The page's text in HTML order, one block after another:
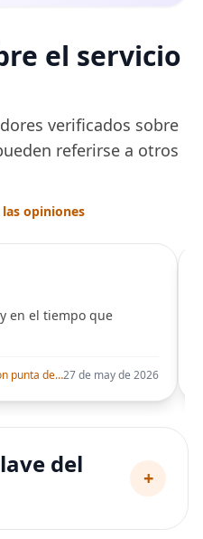
el servicio
verificados sobre
referirse a otros
las opiniones
en el tiempo que
Ohuhu Marcadores de alcohol con punta de pincel – Juego de marcadores artísticos de doble punta con certificación AP para artistas adultos27 de may de 2026
del
+